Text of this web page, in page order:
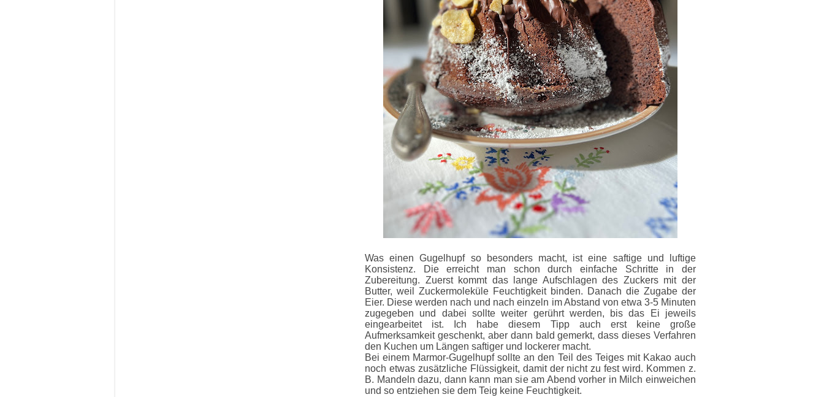
Was einen Gugelhupf so besonders macht, ist eine saftige und luftige
Konsistenz. Die erreicht man schon durch einfache Schritte in der
Zubereitung. Zuerst kommt das lange Aufschlagen des Zuckers mit der
Butter, weil Zuckermoleküle Feuchtigkeit binden. Danach die Zugabe der
Eier. Diese werden nach und nach einzeln im Abstand von etwa 3-5 Minuten
zugegeben und dabei sollte weiter gerührt werden, bis das Ei jeweils
eingearbeitet ist. Ich habe diesem Tipp auch erst keine große
Aufmerksamkeit geschenkt, aber dann bald gemerkt, dass dieses Verfahren
den Kuchen um Längen saftiger und lockerer macht.
Bei einem Marmor-Gugelhupf sollte an den Teil des Teiges mit Kakao auch
noch etwas zusätzliche Flüssigkeit, damit der nicht zu fest wird. Kommen z.
B. Mandeln dazu, dann kann man sie am Abend vorher in Milch einweichen
und so entziehen sie dem Teig keine Feuchtigkeit.